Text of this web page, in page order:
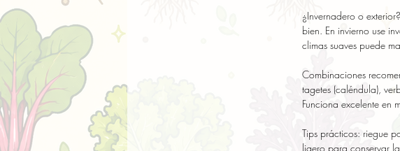
¿Invernadero o
bien. En invierno use
climas suaves puede
Combinaciones
tagetes (caléndula),
Funciona excelente en
Tips prácticos: riegue
ligero para conservar